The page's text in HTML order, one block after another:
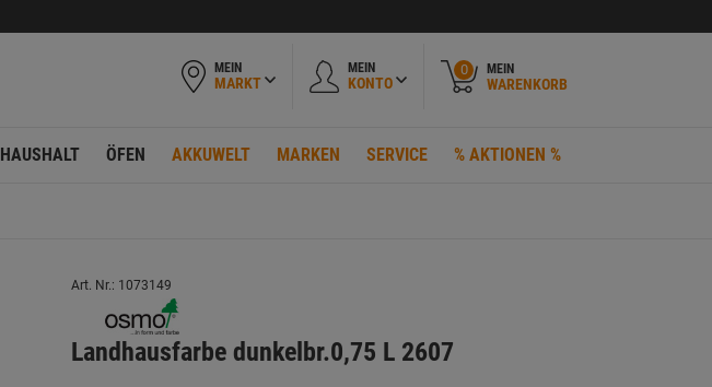
MEIN
MARKT
MEIN
KONTO
0 MEIN
WARENKORB
HAUSHALT ÖFEN AKKUWELT MARKEN SERVICE % AKTIONEN %
Art. Nr.: 1073149
Landhausfarbe dunkelbr.0,75 L 2607